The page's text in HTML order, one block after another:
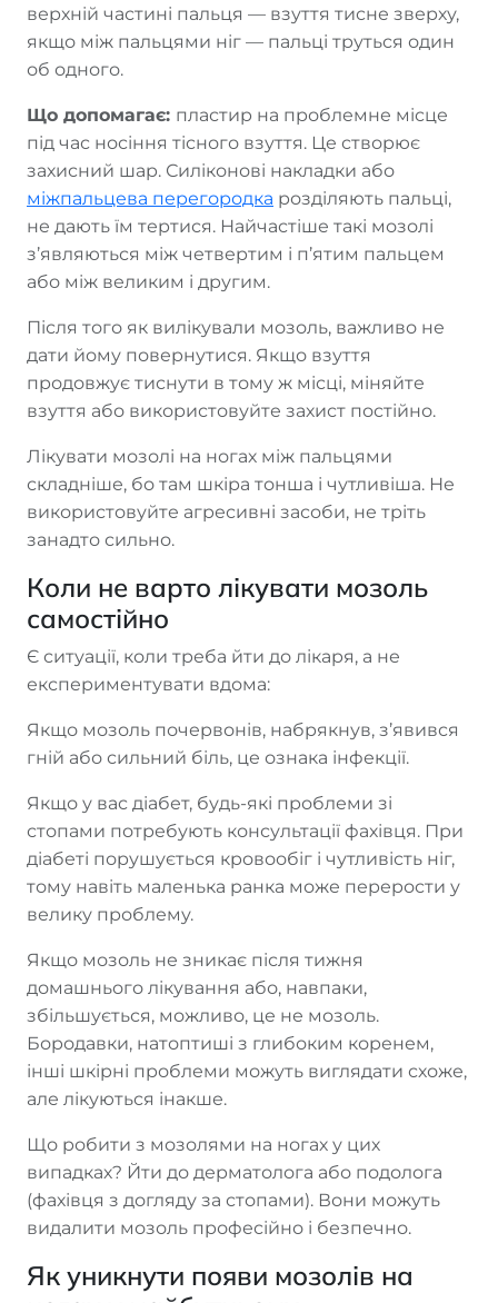
верхній частині пальця — взуття тисне зверху,
якщо між пальцями ніг — пальці труться один
об одного.
Що допомагає: пластир на проблемне місце
під час носіння тісного взуття. Це створює
захисний шар. Силіконові накладки або
міжпальцева перегородка розділяють пальці,
не дають їм тертися. Найчастіше такі мозолі
з’являються між четвертим і п’ятим пальцем
або між великим і другим.
Після того як вилікували мозоль, важливо не
дати йому повернутися. Якщо взуття
продовжує тиснути в тому ж місці, міняйте
взуття або використовуйте захист постійно.
Лікувати мозолі на ногах між пальцями
складніше, бо там шкіра тонша і чутливіша. Не
використовуйте агресивні засоби, не тріть
занадто сильно.
Коли не варто лікувати мозоль
самостійно
Є ситуації, коли треба йти до лікаря, а не
експериментувати вдома:
Якщо мозоль почервонів, набрякнув, з’явився
гній або сильний біль, це ознака інфекції.
Якщо у вас діабет, будь-які проблеми зі
стопами потребують консультації фахівця. При
діабеті порушується кровообіг і чутливість ніг,
тому навіть маленька ранка може перерости у
велику проблему.
Якщо мозоль не зникає після тижня
домашнього лікування або, навпаки,
збільшується, можливо, це не мозоль.
Бородавки, натоптиші з глибоким коренем,
інші шкірні проблеми можуть виглядати схоже,
але лікуються інакше.
Що робити з мозолями на ногах у цих
випадках? Йти до дерматолога або подолога
(фахівця з догляду за стопами). Вони можуть
видалити мозоль професійно і безпечно.
Як уникнути появи мозолів на